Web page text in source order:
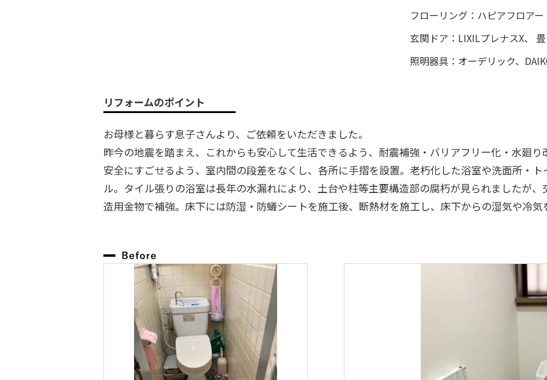
フローリング：ハピアフロアー
玄関ドア：LIXILプレナスX、 畳
照明器具：オーデリック、
リフォームのポイント
お母様と暮らす息子さんより、ご依頼をいただきました。
昨今の地震を踏まえ、これからも安心して生活できるよう、耐震補強・バリアフリー化・水廻
安全にすごせるよう、室内間の段差をなくし、各所に手摺を設置。老朽化した浴室や洗面所・
ル。タイル張りの浴室は長年の水漏れにより、土台や柱等主要構造部の腐朽が見られましたが
造用金物で補強。床下には防湿・防蟻シートを施工後、断熱材を施工し、床下からの湿気や冷気